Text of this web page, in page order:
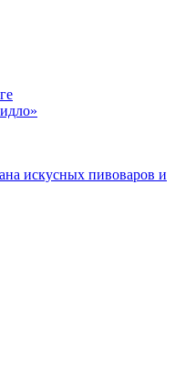
искусных пивоваров и